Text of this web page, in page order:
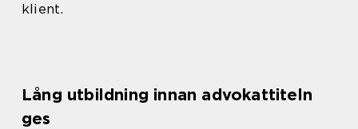
klient.
Lång utbildning innan advokattiteln
ges